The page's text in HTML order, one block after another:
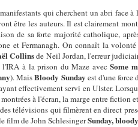
qui cherchent un abri face
être les auteurs. Il est clairement
de sa forte majorité catholique,
et Fermanagh. On connaît la
Collinsde Neil Jordan, l'erreur
l'IRA à la prison du Maze avecSome
). MaisBloody Sundayest d'une force
effectivement servi en Ulster.
à l'écran, la marge entre
télévisions qui filmèrent en direct
film de John SchlesingerSunday,